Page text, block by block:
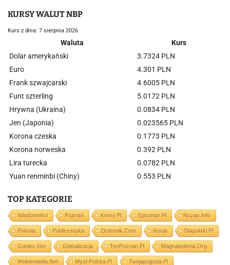
KURSY WALUT NBP
Kurs z dnia: 7 sierpnia 2026
Waluta
Kurs
Dolar amerykański
3.7324 PLN
Euro
4.301 PLN
Frank szwajcarski
4.6005 PLN
Funt szterling
5.0172 PLN
Hrywna (Ukraina)
0.0834 PLN
Jen (Japonia)
0.023565 PLN
Korona czeska
0.1773 PLN
Korona norweska
0.392 PLN
Lira turecka
0.0782 PLN
Yuan renminbi (Chiny)
0.553 PLN
TOP KATEGORIE
Wiadomości Poznań Kresy.pl Epoznan.pl Nczas.info
Polonia Publicystyka Dziennik.com Rosja Dlapolski.pl
Goniec.net Globalizacja TenPoznan.pl Magnapolonia.org
Wolnemedia.net Mysl-Polska.pl Twojapogoda.pl